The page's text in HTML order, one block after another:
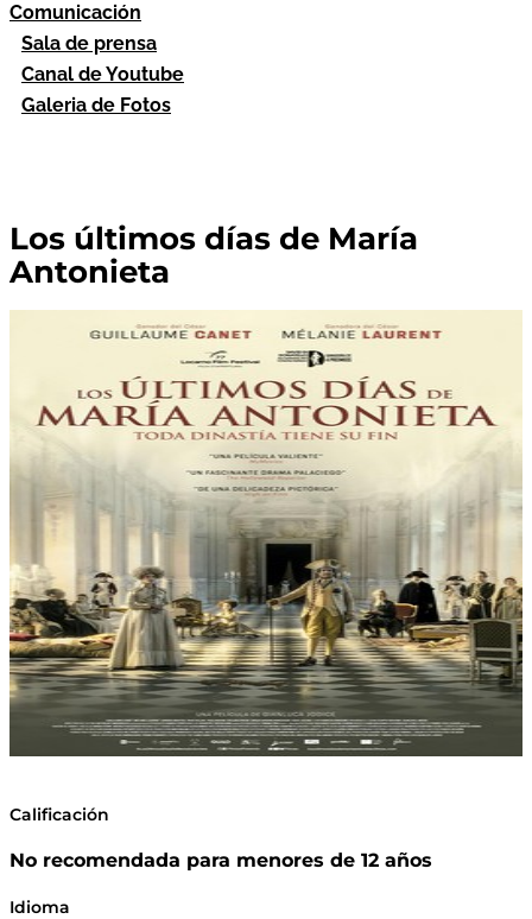
Comunicación
Sala de prensa
Canal de Youtube
Galeria de Fotos
Los últimos días de María
Antonieta
Calificación
No recomendada para menores de 12 años
Idioma